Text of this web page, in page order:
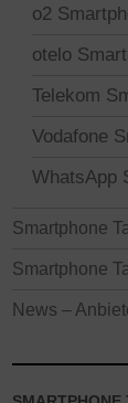
o2
otelo
Telekom
Vodafone
WhatsApp
Smartphone
Smartphone
News –